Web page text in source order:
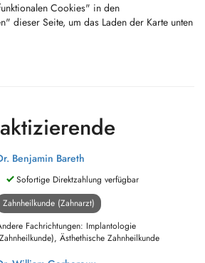
Cookies" in den
dieser Seite, um das Laden der Karte unten
Benjamin Bareth
Sofortige Direktzahlung verfügbar
Zahnheilkunde (Zahnarzt)
Fachrichtungen: Implantologie
Ästhethische Zahnheilkunde